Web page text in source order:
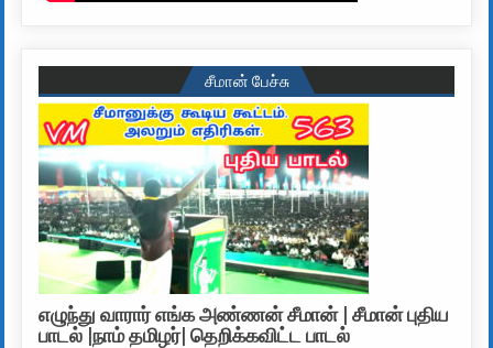
சீமான் பேச்சு
எழுந்து வாரார் எங்க அண்ணன் சீமான் | சீமான் புதிய
பாடல் |நாம் தமிழர்| தெறிக்கவிட்ட பாடல்